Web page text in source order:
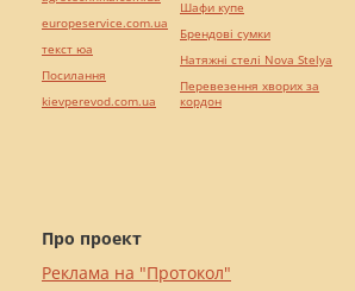
Про проект
Реклама на "Протокол"
europeservice.com.ua
текст юа
Посилання
kievperevod.com.ua
Шафи купе
Брендові сумки
Натяжні стелі Nova Stelya
Перевезення хворих за
кордон